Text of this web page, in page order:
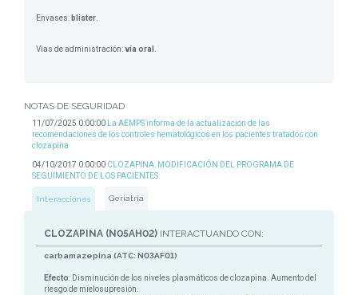
Envases: blister
Vias de administración:vía oral
NOTAS DE SEGURIDAD
11/07/2025 0:00:00
La AEMPS informa de la actualización de las
recomendaciones de los controles hematológicos en los pacientes tratados con
clozapina
04/10/2017 0:00:00 CLOZAPINA: MODIFICACIÓN DEL PROGRAMA DE
SEGUIMIENTO DE LOS PACIENTES
Interacciones Geriatría
CLOZAPINA (N05AH02) INTERACTUANDO CON:
carbamazepina (ATC: N03AF01)
Efecto: Disminución de los niveles plasmáticos de clozapina. Aumento del
riesgo de mielosupresión.